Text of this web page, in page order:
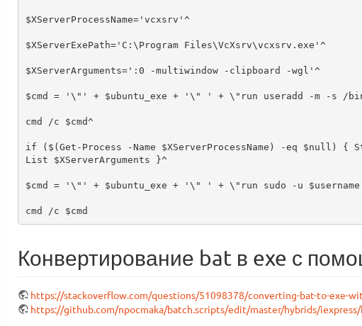
$XServerProcessName='vcxsrv'^
$XServerExePath='C:\Program Files\VcXsrv\vcxsrv.exe'^
$XServerArguments=':0 -multiwindow -clipboard -wgl'^
$cmd = '\"' + $ubuntu_exe + '\" ' + \"run useradd -m -s /bin/
cmd /c $cmd^
if ($(Get-Process -Name $XServerProcessName) -eq $null) {
List $XServerArguments }^
$cmd = '\"' + $ubuntu_exe + '\" ' + \"run sudo -u
cmd /c $cmd
Конвертирование bat в exe с
https://stackoverflow.com/questions/51098378/converting-bat-to-exe-
https://github.com/npocmaka/batch.scripts/edit/master/hybrids/iexpress/